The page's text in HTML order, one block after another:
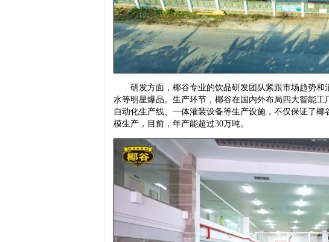
研发方面，椰谷专业的饮品研发团队紧跟市场趋势和
水等明星爆品。生产环节，椰谷在国内外布局四大智能
自动化生产线、一体灌装设备等生产设施，不仅保证了
模生产，目前，年产能超过30万吨。